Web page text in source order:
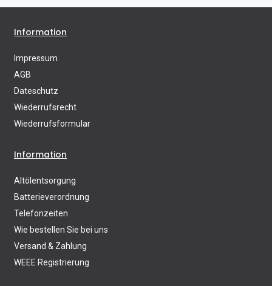
Information
Impressum
AGB
Dateschutz
Wiederrufsrecht
Wiederrufsformular
Information
Altölentsorgung
Batterieverordnung
Telefonzeiten
Wie bestellen Sie bei uns
Versand & Zahlung
WEEE Registrierung